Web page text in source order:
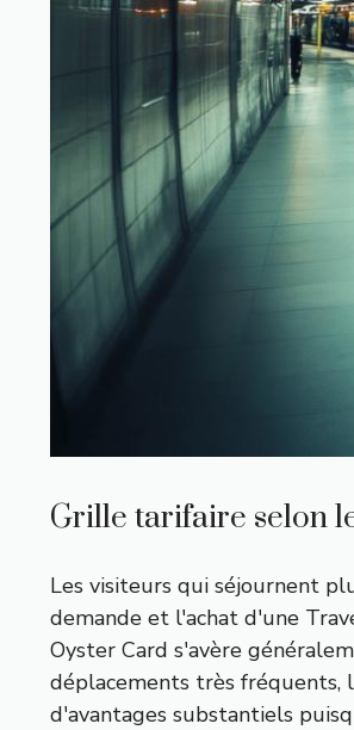
Grille tarifaire selon
Les visiteurs qui séjournent
demande et l'achat d'une
Oyster Card s'avère
déplacements très fréquents,
d'avantages substantiels